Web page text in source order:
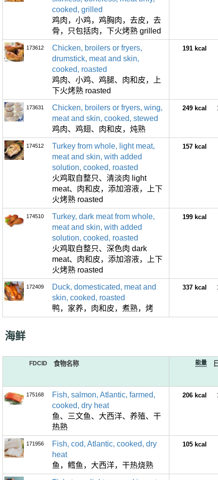
cooked, grilled
鸡肉，小鸡，鸡胸肉，去皮，去
骨，只包括肉，下火烤熟 grilled
173612
Chicken, broilers or fryers,
drumstick, meat and skin,
cooked, roasted
鸡肉、小鸡、鸡腿、肉和皮，上
下火烤熟 roasted
191 kcal
173631
Chicken, broilers or fryers, wing,
meat and skin, cooked, stewed
鸡肉、鸡翅、肉和皮，炖熟
249 kcal
174512
Turkey from whole, light meat,
meat and skin, with added
solution, cooked, roasted
火鸡取自整只、清淡肉 light
meat、肉和皮，添加溶液，上下
火烤熟 roasted
157 kcal
174510
Turkey, dark meat from whole,
meat and skin, with added
solution, cooked, roasted
火鸡取自整只、深色肉 dark
meat、肉和皮，添加溶液，上下
火烤熟 roasted
199 kcal
172409
Duck, domesticated, meat and
skin, cooked, roasted
鸭，家养，肉和皮，煮熟，烤
337 kcal
海鲜
FDCID 食物名称 能量
175168
Fish, salmon, Atlantic, farmed,
cooked, dry heat
鱼、三文鱼、大西洋、养殖、干
热熟
206 kcal
171956
Fish, cod, Atlantic, cooked, dry
heat
鱼，鳕鱼，大西洋，干热烧熟
105 kcal